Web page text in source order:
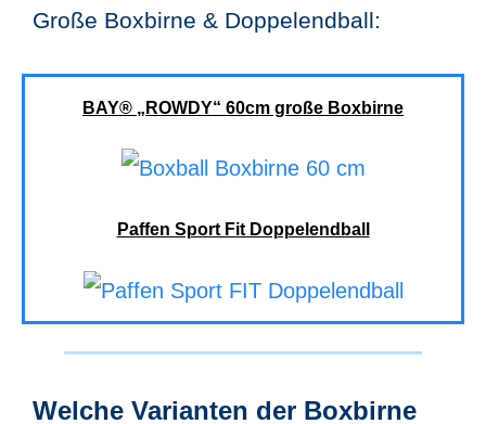
Große Boxbirne & Doppelendball:
BAY® „ROWDY“ 60cm große Boxbirne
Paffen Sport Fit Doppelendball
Welche Varianten der Boxbirne